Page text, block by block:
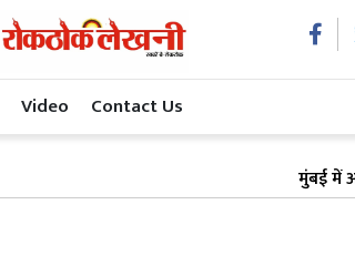
Video Contact Us
मुंबई में